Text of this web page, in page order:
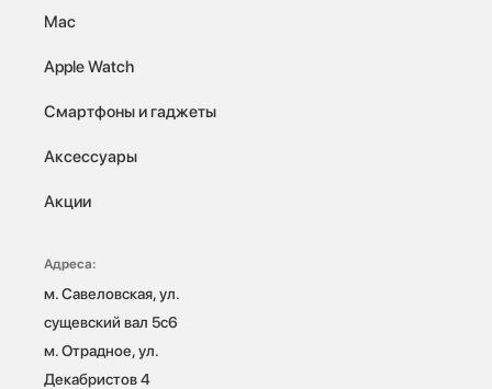
Mac
Apple Watch
Смартфоны и гаджеты
Аксессуары
Акции
Адреса:
м. Савеловская, ул.
сущевский вал 5с6
м. Отрадное, ул.
Декабристов 4